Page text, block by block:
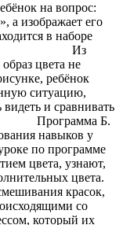
на вопрос:
а изображает его
в наборе
Из
цвета не
ребёнок
ситуацию,
и сравнивать
Б.
навыков у
по программе
цвета, узнают,
цвета.
красок,
со
который их